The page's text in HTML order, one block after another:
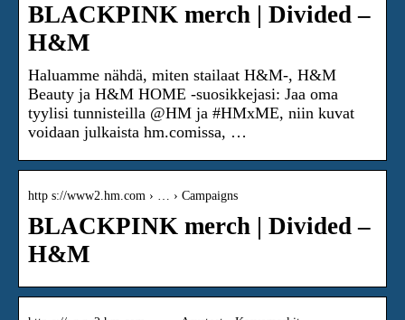
BLACKPINK merch | Divided –
H&M
Haluamme nähdä, miten stailaat H&M-, H&M
Beauty ja H&M HOME -suosikkejasi: Jaa oma
tyylisi tunnisteilla @HM ja #HMxME, niin kuvat
voidaan julkaista hm.comissa, …
http s://www2.hm.com › … › Campaigns
BLACKPINK merch | Divided –
H&M